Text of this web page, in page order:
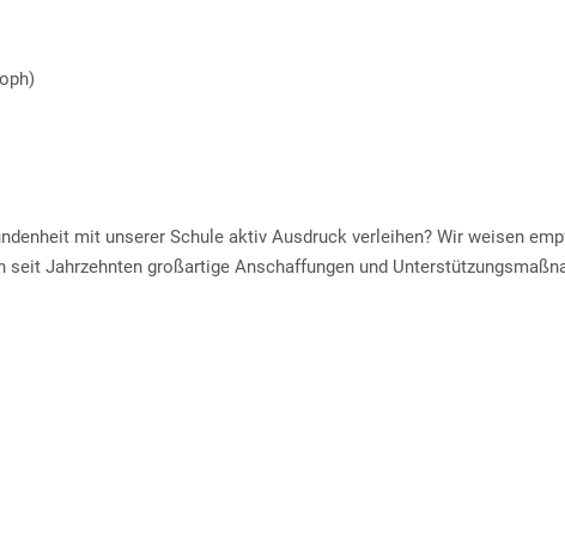
mit unserer Schule aktiv Ausdruck verleihen? Wir weisen
Jahrzehnten großartige Anschaffungen und